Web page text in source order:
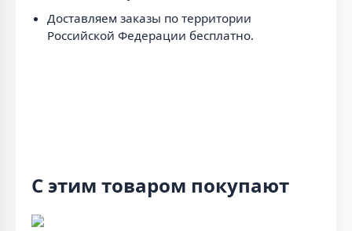
Доставляем заказы по территории
Российской Федерации бесплатно.
С этим товаром покупают